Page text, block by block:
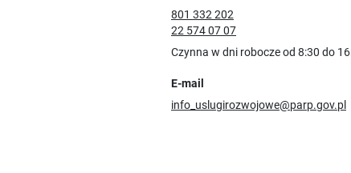
801 332 202
22 574 07 07
Czynna w dni robocze od 8:30 do
E-mail
info_uslugirozwojowe@parp.gov.pl